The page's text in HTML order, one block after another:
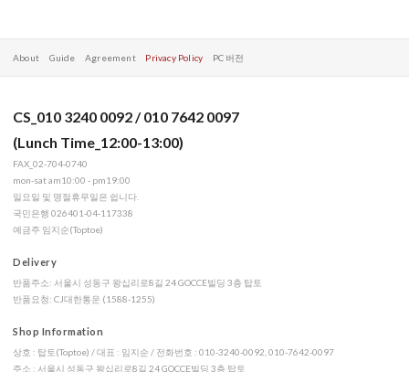
About Guide Agreement Privacy Policy PC 버전
CS_010 3240 0092 / 010 7642 0097
(Lunch Time_12:00-13:00)
FAX_02-704-0740
mon-sat am10:00 - pm19:00
일요일 및 명절휴무일은 쉽니다.
국민은행 026401-04-117338
예금주 임지순(Toptoe)
Delivery
반품주소: 서울시 성동구 왕십리로8길 24 GOCCE빌딩 3층 탑토
반품요청: CJ대한통운 (1588-1255)
Shop Information
상호 : 탑토(Toptoe) / 대표 : 임지순 / 전화번호 : 010-3240-0092, 010-7642-0097
주소 : 서울시 성동구 왕십리로8길 24 GOCCE빌딩 3층 탑토